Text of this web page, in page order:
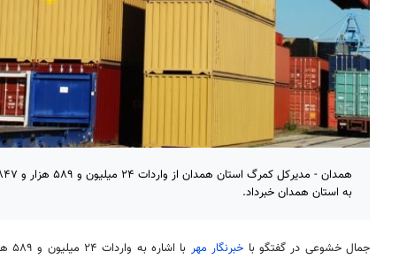
به استان همدان خبرداد.
جمال خشوعی در گفتگو با خبرنگار مهر